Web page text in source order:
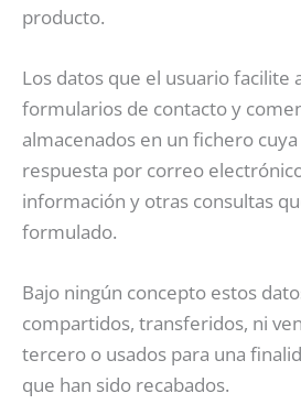
producto.
Los datos que el usuario facilite
formularios de contacto y
almacenados en un fichero
respuesta por correo
información y otras consultas
formulado.
Bajo ningún concepto estos
compartidos, transferidos, ni
tercero o usados para una
que han sido recabados.